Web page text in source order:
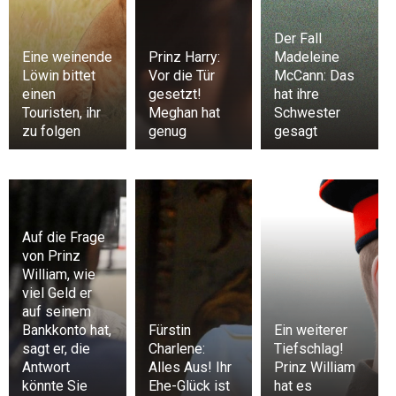
Eine weinende
Löwin bittet
einen
Touristen, ihr
zu folgen
Prinz Harry:
Vor die Tür
gesetzt!
Meghan hat
genug
Der Fall
Madeleine
McCann: Das
hat ihre
Schwester
gesagt
Auf die Frage
von Prinz
William, wie
viel Geld er
auf seinem
Bankkonto hat,
sagt er, die
Antwort
könnte Sie
Fürstin
Charlene:
Alles Aus! Ihr
Ehe-Glück ist
Ein weiterer
Tiefschlag!
Prinz William
hat es